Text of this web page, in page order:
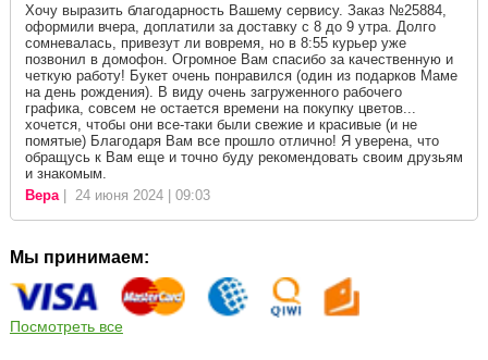
Хочу выразить благодарность Вашему сервису. Заказ №25884,
оформили вчера, доплатили за доставку с 8 до 9 утра. Долго
сомневалась, привезут ли вовремя, но в 8:55 курьер уже
позвонил в домофон. Огромное Вам спасибо за качественную и
четкую работу! Букет очень понравился (один из подарков Маме
на день рождения). В виду очень загруженного рабочего
графика, совсем не остается времени на покупку цветов...
хочется, чтобы они все-таки были свежие и красивые (и не
помятые) Благодаря Вам все прошло отлично! Я уверена, что
обращусь к Вам еще и точно буду рекомендовать своим друзьям
и знакомым.
Вера| 24 июня 2024 | 09:03
Мы принимаем:
Посмотреть все